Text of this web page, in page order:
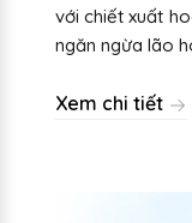
với chiết xuất
ngăn ngừa lão
Xem chi tiết